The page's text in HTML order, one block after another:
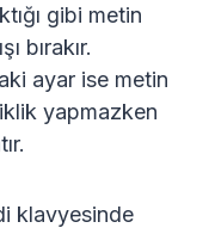
gibi metin
bırakır.
ayar ise metin
yapmazken
klavyesinde